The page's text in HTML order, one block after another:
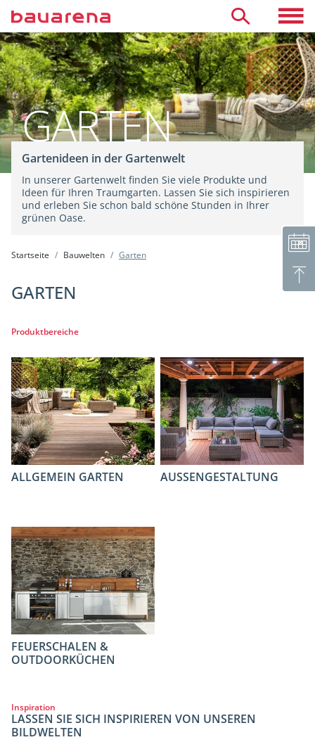
Suche
Öffnungszeiten Termin vereinbaren
Neutrale Beratung Aussteller finden
Räumlichkeiten mieten Kinderhort
Café & Arbeitsatelier
GARTEN
Gartenideen in der Gartenwelt
In unserer Gartenwelt finden Sie viele Produkte und
Ideen für Ihren Traumgarten. Lassen Sie sich inspirieren
und erleben Sie schon bald schöne Stunden in Ihrer
grünen Oase.
Startseite Bauwelten Garten
GARTEN
Produktbereiche
ALLGEMEIN GARTEN AUSSENGESTALTUNG
FEUERSCHALEN &
OUTDOORKÜCHEN
Inspiration
LASSEN SIE SICH INSPIRIEREN VON UNSEREN
BILDWELTEN